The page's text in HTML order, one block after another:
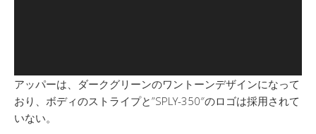
アッパーは、ダークグリーンのワントーンデザインになって
おり、ボディのストライプと”SPLY-350″のロゴは採用されて
いない。